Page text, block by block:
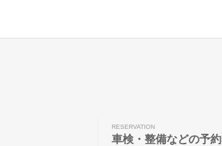
RESERVATION
車検・整備などの予約